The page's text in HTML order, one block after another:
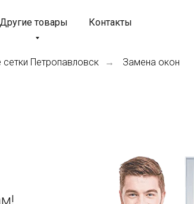
Другие товары Контакты
Петропавловск → Замена окон